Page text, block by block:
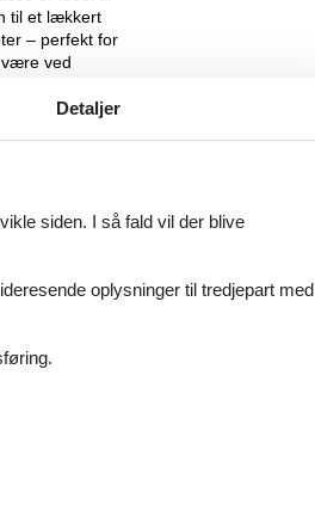
til et lækkert
– perfekt for
ved
samle
dig selv
cykle
er der gode
dem til
Detaljer
siden. I så fald vil der blive
oplysninger til tredjepart med